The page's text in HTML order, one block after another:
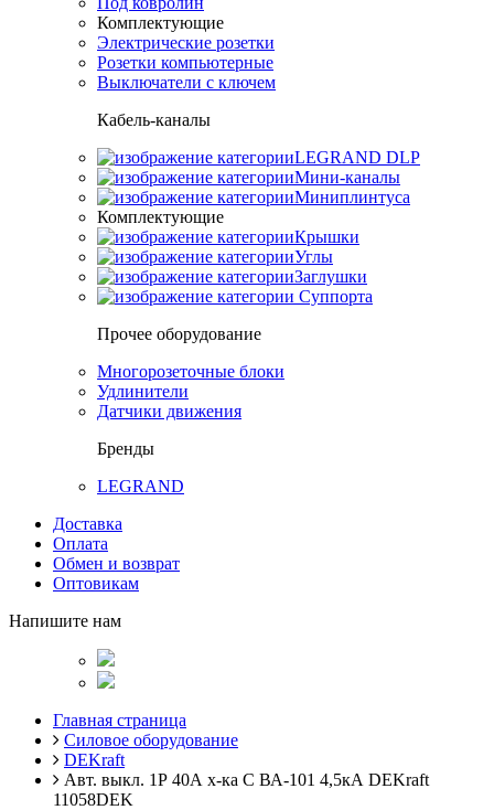
Комплектующие
Электрические розетки
Розетки компьютерные
Выключатели с ключем
Кабель-каналы
LEGRAND DLP
Мини-каналы
Миниплинтуса
Комплектующие
Крышки
Углы
Заглушки
Суппорта
Прочее оборудование
Многорозеточные блоки
Удлинители
Датчики движения
Бренды
LEGRAND
Доставка
Оплата
Обмен и возврат
Оптовикам
Напишите нам
Главная страница
Силовое оборудование
DEKraft
Авт. выкл. 1Р 40А х-ка C ВА-101 4,5кА DEKraft
11058DEK